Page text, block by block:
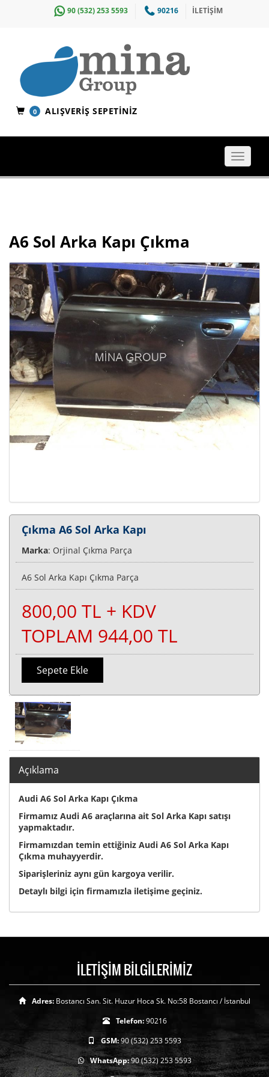
90 (532) 253 5593 90216 İLETİŞİM
0 ALIŞVERIŞ SEPETINIZ
Toggle
A6 Sol Arka Kapı Çıkma
Çıkma A6 Sol Arka Kapı
Marka: Orjinal Çıkma Parça
A6 Sol Arka Kapı Çıkma Parça
800,00 TL + KDV
TOPLAM 944,00 TL
Sepete Ekle
Açıklama
Audi A6 Sol Arka Kapı Çıkma
Firmamız Audi A6 araçlarına ait Sol Arka Kapı satışı
yapmaktadır.
Firmamızdan temin ettiğiniz Audi A6 Sol Arka Kapı
Çıkma muhayyerdir.
Siparişleriniz aynı gün kargoya verilir.
Detaylı bilgi için firmamızla iletişime geçiniz.
İLETİŞİM BİLGİLERİMİZ
Adres: Bostancı San. Sit. Huzur Hoca Sk. No:58 Bostancı / İstanbul
Telefon:90216
GSM:90 (532) 253 5593
WhatsApp:90 (532) 253 5593